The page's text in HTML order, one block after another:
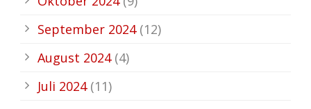
September 2024(12)
August 2024(4)
Juli 2024(11)